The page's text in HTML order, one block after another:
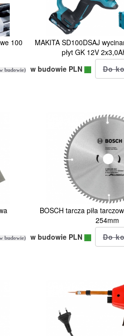
100
budowie)
MAKITA SD100DSAJ
płyt GK 12V
w budowie PLN
budowie)
BOSCH tarcza piła
254mm
w budowie PLN